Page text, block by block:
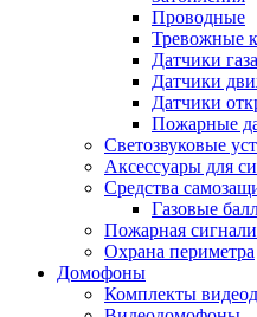
Проводные
Тревожные
Датчики газа
Датчики
Датчики
Пожарные
Светозвуковые
Аксессуары для
Средства
Газовые
Пожарная
Охрана периметра
Домофоны
Комплекты